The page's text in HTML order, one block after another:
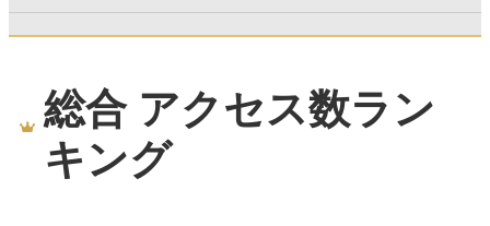
総合 アクセス数ラン
キング